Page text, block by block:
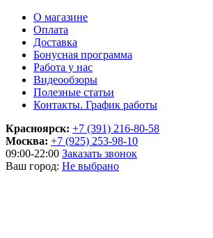
О магазине
Оплата
Доставка
Бонусная программа
Работа у нас
Видеообзоры
Полезные статьи
Контакты. График работы
Красноярск: +7 (391) 216-80-58
Москва: +7 (925) 253-98-10
09:00-22:00 Заказать звонок
Ваш город: Не выбрано